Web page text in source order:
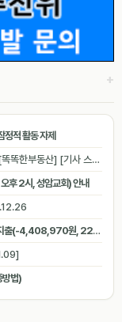
+
적 활동 자제
한부동산] [기사 스크랩]
후 2시, 성암교회) 안내
회) [2026.06.27 07:05:14 기준]
방법)